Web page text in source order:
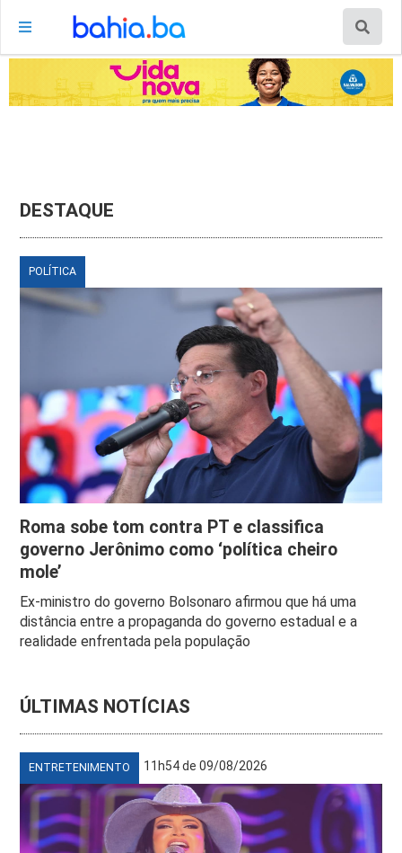
DESTAQUE
POLÍTICA
Roma sobe tom contra PT e classifica
governo Jerônimo como ‘política cheiro
mole’
Ex-ministro do governo Bolsonaro afirmou que há uma
distância entre a propaganda do governo estadual e a
realidade enfrentada pela população
ÚLTIMAS NOTÍCIAS
ENTRETENIMENTO 11h54 de 09/08/2026